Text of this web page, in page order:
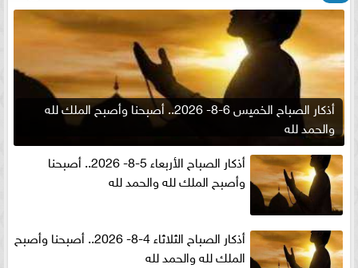
أذكار الصباح الخميس 6-8- 2026.. أصبحنا وأصبح الملك لله
والحمد لله
أذكار الصباح الأربعاء 5-8- 2026.. أصبحنا
وأصبح الملك لله والحمد لله
أذكار الصباح الثلاثاء 4-8- 2026.. أصبحنا وأصبح
الملك لله والحمد لله